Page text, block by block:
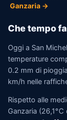
Ganzaria →
Che tempo
Oggi a San
temperature
0.2 mm di
km/h nelle
Rispetto alle
Ganzaria